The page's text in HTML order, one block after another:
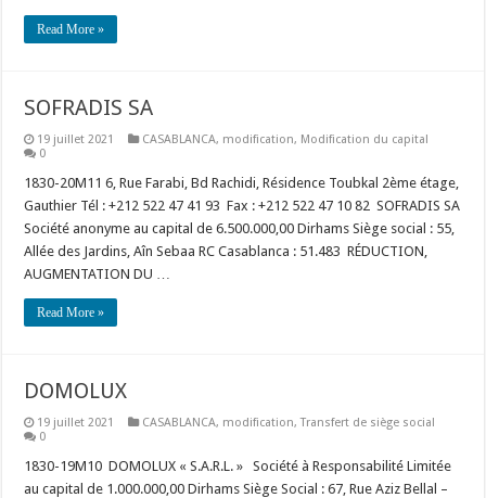
Read More »
SOFRADIS SA
19 juillet 2021 CASABLANCA, modification, Modification du capital
0
1830-20M11 6, Rue Farabi, Bd Rachidi, Résidence Toubkal 2ème étage,
Gauthier Tél : +212 522 47 41 93 Fax : +212 522 47 10 82 SOFRADIS SA
Société anonyme au capital de 6.500.000,00 Dirhams Siège social : 55,
Allée des Jardins, Aîn Sebaa RC Casablanca : 51.483 RÉDUCTION,
AUGMENTATION DU …
Read More »
DOMOLUX
19 juillet 2021 CASABLANCA, modification,Transfert de siège social
0
1830-19M10 DOMOLUX « S.A.R.L. » Société à Responsabilité Limitée
au capital de 1.000.000,00 Dirhams Siège Social : 67, Rue Aziz Bellal –